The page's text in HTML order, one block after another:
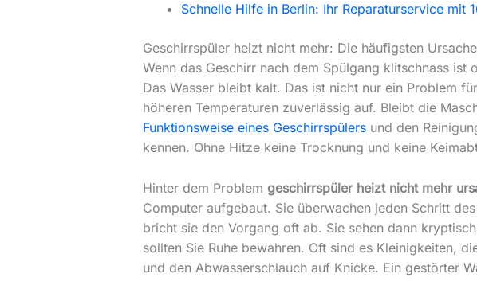
Schnelle Hilfe in Berlin: Ihr Reparaturservice mit
Geschirrspüler heizt nicht mehr: Die häufigsten
Wenn das Geschirr nach dem Spülgang klitschnass
Das Wasser bleibt kalt. Das ist nicht nur ein Problem
höheren Temperaturen zuverlässig auf. Bleibt die
Funktionsweise eines Geschirrspülersund den
kennen. Ohne Hitze keine Trocknung und keine
Hinter dem Problem geschirrspüler heizt nicht mehr
Computer aufgebaut. Sie überwachen jeden Schritt
bricht sie den Vorgang oft ab. Sie sehen dann
sollten Sie Ruhe bewahren. Oft sind es Kleinigkeiten,
und den Abwasserschlauch auf Knicke. Ein gestörter